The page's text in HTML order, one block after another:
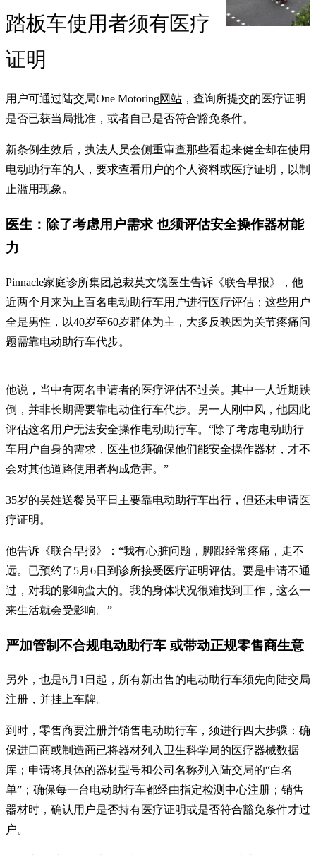
踏板车使用者须有医疗
证明
用户可通过陆交局One Motoring网站 ，查询所提交的医疗证明
是否已获当局批准，或者自己是否符合豁免条件。
新条例生效后，执法人员会侧重审查那些看起来健全却在使用
电动助行车的人，要求查看用户的个人资料或医疗证明，以制
止滥用现象。
医生：除了考虑用户需求 也须评估安全操作器材能
力
Pinnacle家庭诊所集团总裁莫文锐医生告诉《联合早报》，他
近两个月来为上百名电动助行车用户进行医疗评估；这些用户
全是男性，以40岁至60岁群体为主，大多反映因为关节疼痛问
题需靠电动助行车代步。
他说，当中有两名申请者的医疗评估不过关。其中一人近期跌
倒，并非长期需要靠电动住行车代步。另一人刚中风，他因此
评估这名用户无法安全操作电动助行车。“除了考虑电动助行
车用户自身的需求，医生也须确保他们能安全操作器材，才不
会对其他道路使用者构成危害。”
35岁的吴姓送餐员平日主要靠电动助行车出行，但还未申请医
疗证明。
他告诉《联合早报》：“我有心脏问题，脚跟经常疼痛，走不
远。已预约了5月6日到诊所接受医疗证明评估。要是申请不通
过，对我的影响蛮大的。我的身体状况很难找到工作，这么一
来生活就会受影响。”
严加管制不合规电动助行车 或带动正规零售商生意
另外，也是6月1日起，所有新出售的电动助行车须先向陆交局
注册，并挂上车牌。
到时，零售商要注册并销售电动助行车，须进行四大步骤：确
保进口商或制造商已将器材列入 卫生科学局的医疗器械数据
库；申请将具体的器材型号和公司名称列入陆交局的“白名
单”；确保每一台电动助行车都经由指定检测中心注册；销售
器材时，确认用户是否持有医疗证明或是否符合豁免条件才过
户。